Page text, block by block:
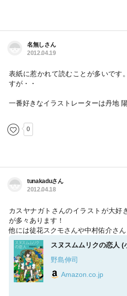
名無しさん
2012.04.19
表紙に惹かれて読むことが多いです
すが・・
一番好きなイラストレーターは丹地
0
tunakaduさん
2012.04.18
カスヤナガトさんのイラストが大好
が多々あります！
他には徒花スクモさんや中村佑介さん
スヌスムムリクの恋人 (
野島伸司
Amazon.co.jp